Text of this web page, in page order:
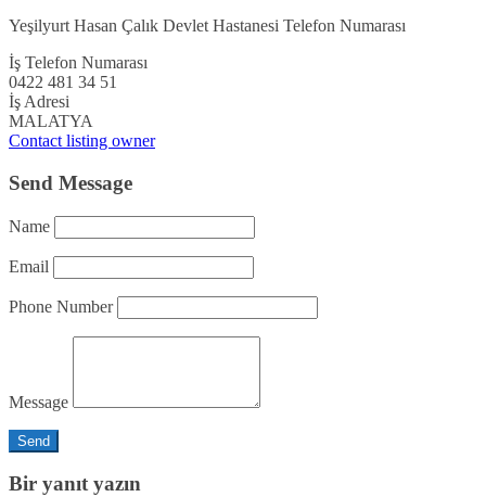
Yeşilyurt Hasan Çalık Devlet Hastanesi Telefon Numarası
İş Telefon Numarası
0422 481 34 51
İş Adresi
MALATYA
Contact listing owner
Send Message
Name
Email
Phone Number
Message
Bir yanıt yazın